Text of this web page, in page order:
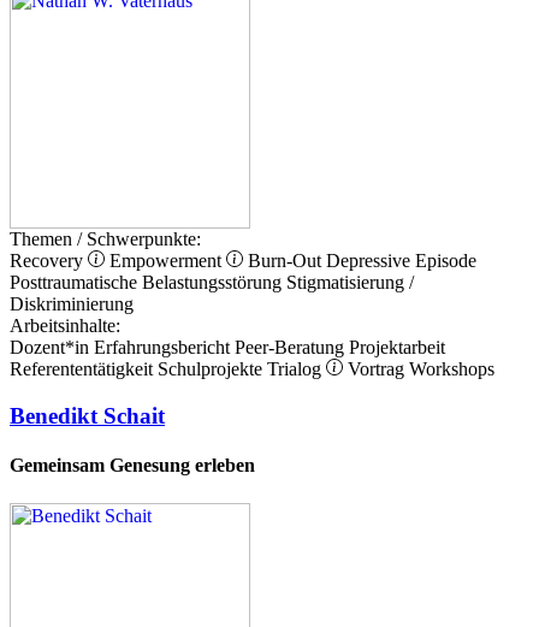
Themen / Schwerpunkte:
Recovery
Empowerment Burn-Out Depressive Episode
Posttraumatische Belastungsstörung Stigmatisierung /
Diskriminierung
Arbeitsinhalte:
Dozent*in Erfahrungsbericht Peer-Beratung Projektarbeit
Referententätigkeit Schulprojekte Trialog Vortrag Workshops
Benedikt Schait
Gemeinsam Genesung erleben